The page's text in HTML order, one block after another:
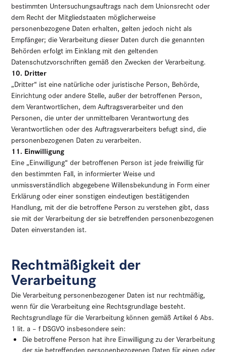
bestimmten Untersuchungsauftrags nach dem Unionsrecht oder
dem Recht der Mitgliedstaaten möglicherweise
personenbezogene Daten erhalten, gelten jedoch nicht als
Empfänger; die Verarbeitung dieser Daten durch die genannten
Behörden erfolgt im Einklang mit den geltenden
Datenschutzvorschriften gemäß den Zwecken der Verarbeitung.
10. Dritter
„Dritter“ ist eine natürliche oder juristische Person, Behörde,
Einrichtung oder andere Stelle, außer der betroffenen Person,
dem Verantwortlichen, dem Auftragsverarbeiter und den
Personen, die unter der unmittelbaren Verantwortung des
Verantwortlichen oder des Auftragsverarbeiters befugt sind, die
personenbezogenen Daten zu verarbeiten.
11. Einwilligung
Eine „Einwilligung“ der betroffenen Person ist jede freiwillig für
den bestimmten Fall, in informierter Weise und
unmissverständlich abgegebene Willensbekundung in Form einer
Erklärung oder einer sonstigen eindeutigen bestätigenden
Handlung, mit der die betroffene Person zu verstehen gibt, dass
sie mit der Verarbeitung der sie betreffenden personenbezogenen
Daten einverstanden ist.
Rechtmäßigkeit der
Verarbeitung
Die Verarbeitung personenbezogener Daten ist nur rechtmäßig,
wenn für die Verarbeitung eine Rechtsgrundlage besteht.
Rechtsgrundlage für die Verarbeitung können gemäß Artikel 6 Abs.
1 lit. a – f DSGVO insbesondere sein:
Die betroffene Person hat ihre Einwilligung zu der Verarbeitung
der sie betreffenden personenbezogenen Daten für einen oder